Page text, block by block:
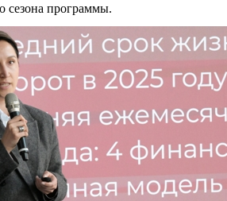
сезона программы.